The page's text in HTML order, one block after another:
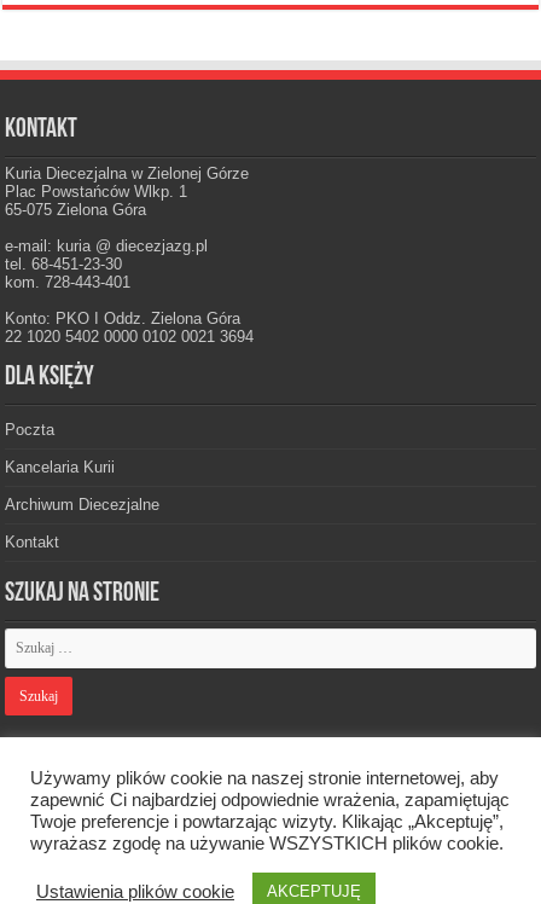
Kontakt
Kuria Diecezjalna w Zielonej Górze
Plac Powstańców Wlkp. 1
65-075 Zielona Góra
e-mail: kuria @ diecezjazg.pl
tel. 68-451-23-30
kom. 728-443-401
Konto: PKO I Oddz. Zielona Góra
22 1020 5402 0000 0102 0021 3694
Dla księży
Poczta
Kancelaria Kurii
Archiwum Diecezjalne
Kontakt
Szukaj na stronie
Designed by Webdawid
Oficjalna strona Diecezji Zielonogórsko-Gorzowskiej. © 2026. Wszelkie
Używamy plików cookie na naszej stronie internetowej, aby
zapewnić Ci najbardziej odpowiednie wrażenia, zapamiętując
Twoje preferencje i powtarzając wizyty. Klikając „Akceptuję”,
wyrażasz zgodę na używanie WSZYSTKICH plików cookie.
Ustawienia plików cookie AKCEPTUJĘ